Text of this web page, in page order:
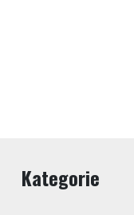
Kategorie